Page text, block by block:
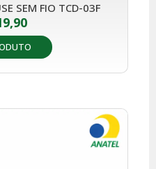
SEM FIO TCD-03F